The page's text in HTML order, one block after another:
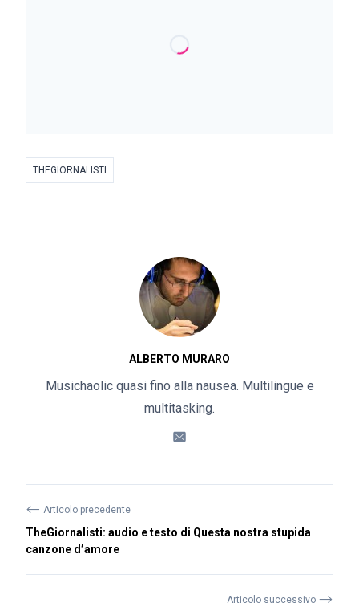
THEGIORNALISTI
ALBERTO MURARO
Musichaolic quasi fino alla nausea. Multilingue e
multitasking.
⟵ Articolo precedente
TheGiornalisti: audio e testo di Questa nostra stupida
canzone d’amore
Articolo successivo ⟶